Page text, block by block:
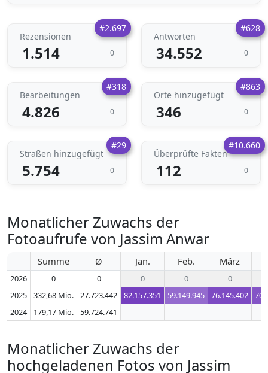
#2.697
Rezensionen
1.514 0
#628
Antworten
34.552 0
#318
Bearbeitungen
4.826 0
#863
Orte hinzugefügt
346 0
#29
Straßen hinzugefügt
5.754 0
#10.660
Überprüfte Fakten
112 0
Monatlicher Zuwachs der
Fotoaufrufe von Jassim Anwar
Summe Ø Jan. Feb. März
2026 0 0 0 0
0
2025
332,68 Mio. 27.723.442 82.157.351 59.149.945 76.145.402
2024
179,17 Mio. 59.724.741 - - -
Monatlicher Zuwachs der
hochgeladenen Fotos von Jassim